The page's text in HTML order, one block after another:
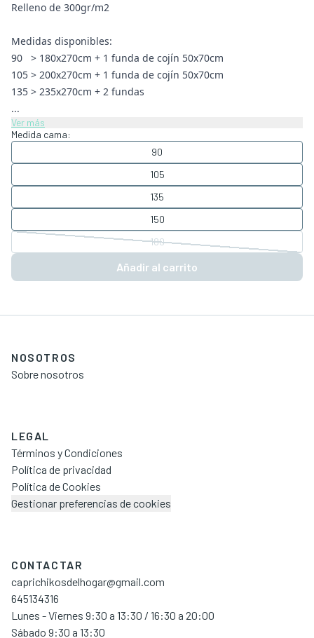
Relleno de 300gr/m2
Medidas disponibles:
90 > 180x270cm + 1 funda de cojín 50x70cm
105 > 200x270cm + 1 funda de cojín 50x70cm
135 > 235x270cm + 2 fundas
...
Ver más
Medida cama:
90
105
135
150
180
Añadir al carrito
NOSOTROS
Sobre nosotros
LEGAL
Términos y Condiciones
Política de privacidad
Política de Cookies
Gestionar preferencias de cookies
CONTACTAR
caprichikosdelhogar@gmail.com
645134316
Lunes - Viernes 9:30 a 13:30 / 16:30 a 20:00
Sábado 9:30 a 13:30